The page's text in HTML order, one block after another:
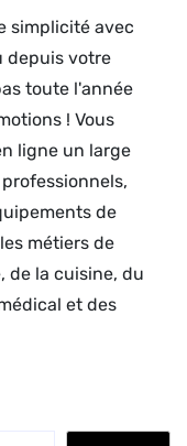
simplicité avec
depuis votre
toute l'année
! Vous
ligne un large
de
métiers de
de la cuisine, du
et des